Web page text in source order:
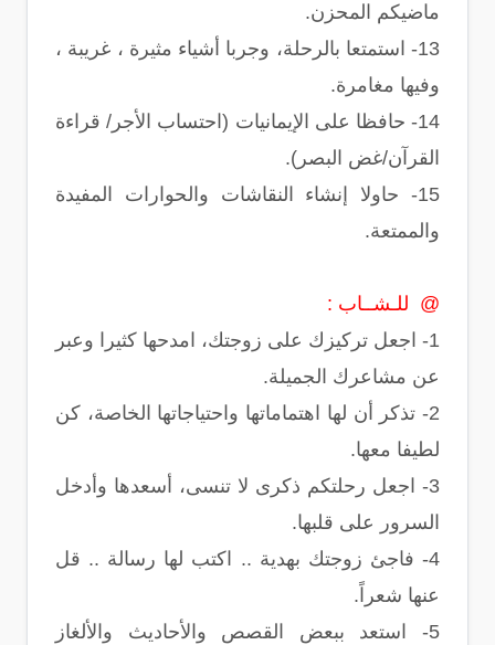
ماضيكم المحزن.
13- استمتعا بالرحلة، وجربا أشياء مثيرة ، غريبة ،
وفيها مغامرة.
14- حافظا على الإيمانيات (احتساب الأجر/ قراءة
القرآن/غض البصر).
15- حاولا إنشاء النقاشات والحوارات المفيدة
والممتعة.
@ للـشــاب :
1- اجعل تركيزك على زوجتك، امدحها كثيرا وعبر
عن مشاعرك الجميلة.
2- تذكر أن لها اهتماماتها واحتياجاتها الخاصة، كن
لطيفا معها.
3- اجعل رحلتكم ذكرى لا تنسى، أسعدها وأدخل
السرور على قلبها.
4- فاجئ زوجتك بهدية .. اكتب لها رسالة .. قل
عنها شعراً.
5- استعد ببعض القصص والأحاديث والألغاز